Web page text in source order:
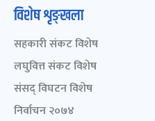
विशेष शृङ्खला
सहकारी संकट विशेष
लघुवित्त संकट विशेष
संसद् विघटन विशेष
निर्वाचन २०७४